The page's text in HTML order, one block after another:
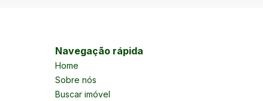
Navegação rápida
Home
Sobre nós
Buscar imóvel